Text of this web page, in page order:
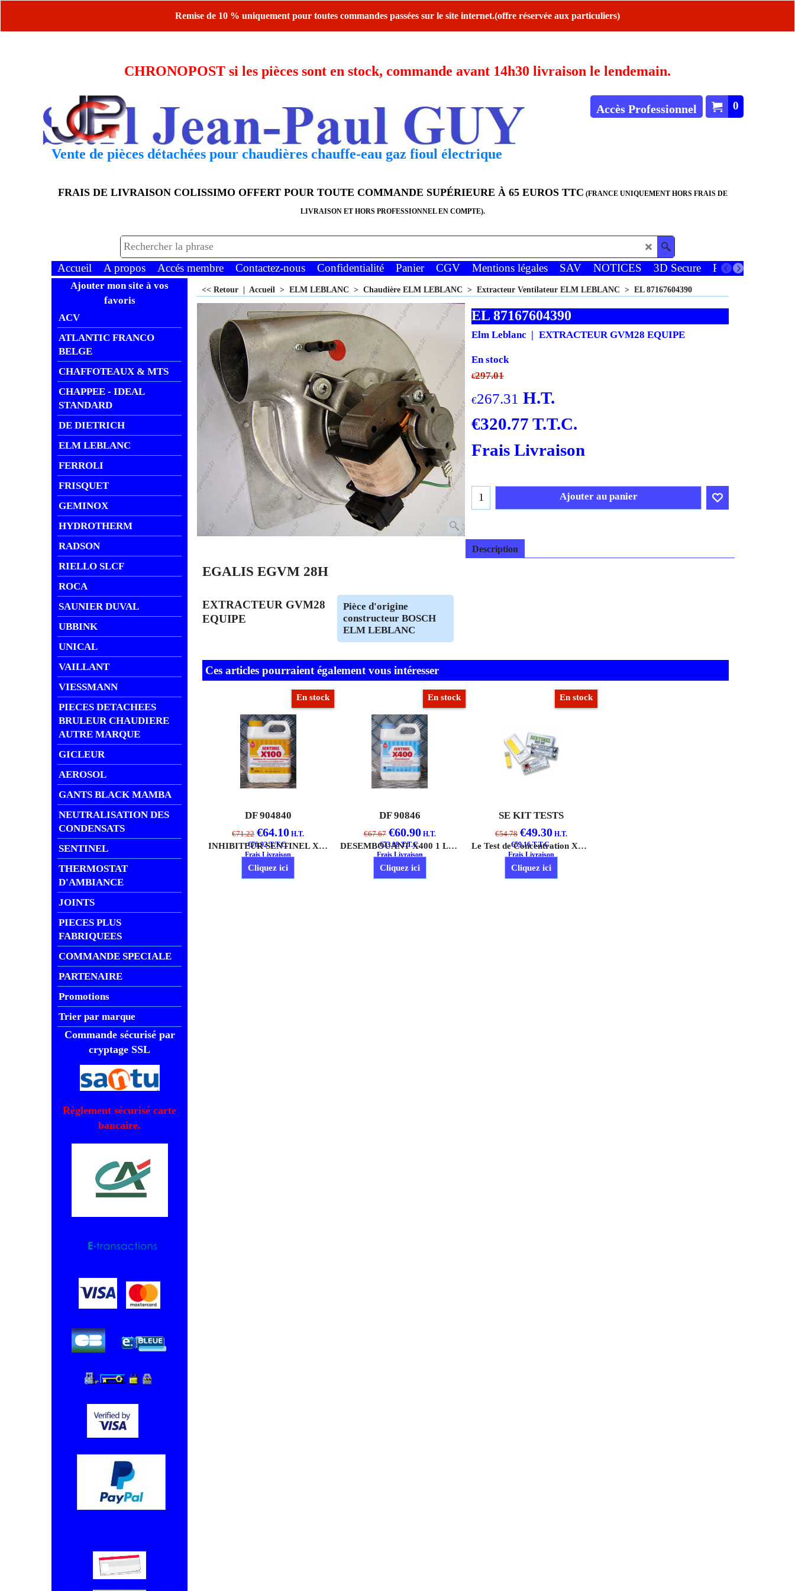
Remise de 10 % uniquement pour toutes commandes passées sur le site internet.(offre réservée aux particuliers)
CHRONOPOST si les pièces sont en stock, commande avant 14h30 livraison le lendemain.
0
Accès Professionnel
Vente de pièces détachées pour chaudières chauffe-eau gaz fioul électrique
FRAIS DE LIVRAISON COLISSIMO OFFERT POUR TOUTE COMMANDE SUPÉRIEURE À 65 EUROS TTC (FRANCE UNIQUEMENT HORS FRAIS DE
LIVRAISON ET HORS PROFESSIONNEL EN COMPTE).
Accueil A propos Accés membre Contactez-nous Confidentialité Panier CGV Mentions légales SAV NOTICES 3D Secure Paiements
Ajouter mon site à vos
favoris
ACV
ATLANTIC FRANCO
BELGE
CHAFFOTEAUX & MTS
CHAPPEE - IDEAL
STANDARD
DE DIETRICH
ELM LEBLANC
FERROLI
FRISQUET
GEMINOX
HYDROTHERM
RADSON
RIELLO SLCF
ROCA
SAUNIER DUVAL
UBBINK
UNICAL
VAILLANT
VIESSMANN
PIECES DETACHEES
BRULEUR CHAUDIERE
AUTRE MARQUE
GICLEUR
AEROSOL
GANTS BLACK MAMBA
NEUTRALISATION DES
CONDENSATS
SENTINEL
THERMOSTAT
D'AMBIANCE
JOINTS
PIECES PLUS
FABRIQUEES
COMMANDE SPECIALE
PARTENAIRE
Promotions
Trier par marque
Commande sécurisé par
cryptage SSL
Règlement sécurisé carte
bancaire.
<< Retour Accueil > ELM LEBLANC > Chaudière ELM LEBLANC > Extracteur Ventilateur ELM LEBLANC > EL 87167604390
EL 87167604390
Elm Leblanc EXTRACTEUR GVM28 EQUIPE
En stock
€297.01
€267.31 H.T.
€320.77 T.T.C.
Frais Livraison
Ajouter au panier
Description
EGALIS EGVM 28H
Pièce d'origine
constructeur BOSCH
ELM LEBLANC
EXTRACTEUR GVM28
EQUIPE
Ces articles pourraient également vous intéresser
En stock
DF 904840
€71.22 €64.10 H.T.
€76.92 T.T.C.
Frais Livraison
INHIBITEUR SENTINEL X100 1 LITRE
Cliquez ici
En stock
DF 90846
€67.67 €60.90 H.T.
€73.08 T.T.C.
Frais Livraison
DESEMBOUANT X400 1 LITRE
Cliquez ici
En stock
SE KIT TESTS
€54.78 €49.30 H.T.
€59.16 T.T.C.
Frais Livraison
Le Test de Concentration X100, facile à utiliser, permet de vérifier le bon dosage de Sentinel X100 dans l'installation.
Cliquez ici